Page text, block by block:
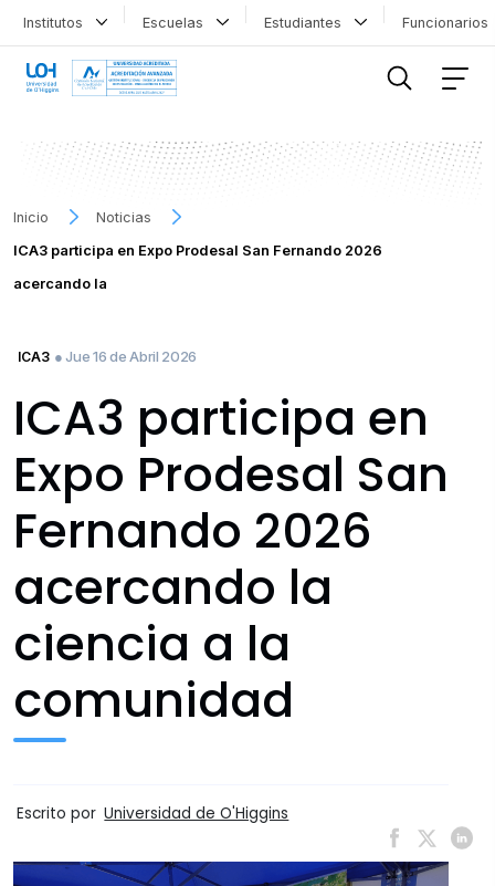
Institutos Escuelas Estudiantes
Inicio
Noticias
ICA3 participa en Expo Prodesal San Fernando 2026
acercando la
ICA3 ● Jue 16 de Abril 2026
ICA3 participa en
Expo Prodesal San
Fernando 2026
acercando la
ciencia a la
comunidad
Escrito por Universidad de O'Higgins